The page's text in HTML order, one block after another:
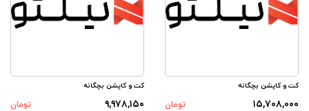
کت و کاپشن بچگانه
۱۵,۷۰۸,۰۰۰
تومان
کت و کاپشن بچگانه
۹,۹۷۸,۱۵۰
تومان